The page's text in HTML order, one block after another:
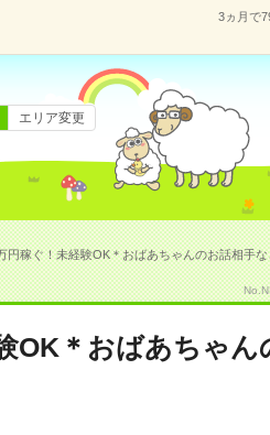
3ヵ月で
エリア変更
円稼ぐ！未経験OK＊おばあちゃんのお話相手
OK＊おばあちゃん